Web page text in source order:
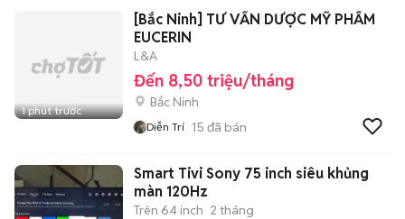
1 phút trước
[Bắc Ninh] TƯ VẤN DƯỢC MỸ PHẨM
EUCERIN
L&A
Đến 8,50 triệu/tháng
Bắc Ninh
Diễn Trí 15 đã bán
Smart Tivi Sony 75 inch siêu khủng
màn 120Hz
Trên 64 inch 2 tháng